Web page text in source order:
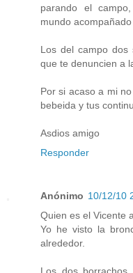
parando el
mundo
Los del campo dos
que te denuncien a
Por si acaso a mi
bebeida y tus
Asdios amigo
Responder
Anónimo 10/12/10
Quien es el Vicente
Yo he visto la
alrededor.
Los dos